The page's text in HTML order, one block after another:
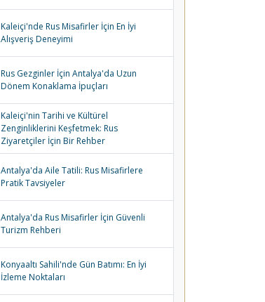
Kaleiçi'nde Rus Misafirler İçin En İyi
Alışveriş Deneyimi
Rus Gezginler İçin Antalya'da Uzun
Dönem Konaklama İpuçları
Kaleiçi'nin Tarihi ve Kültürel
Zenginliklerini Keşfetmek: Rus
Ziyaretçiler İçin Bir Rehber
Antalya'da Aile Tatili: Rus Misafirlere
Pratik Tavsiyeler
Antalya'da Rus Misafirler İçin Güvenli
Turizm Rehberi
Konyaaltı Sahili'nde Gün Batımı: En İyi
İzleme Noktaları